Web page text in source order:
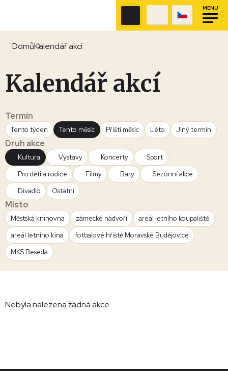
MENU
DomůKalendář akcí
Kalendář akcí
Termín
Tento týden Tento měsíc Příští měsíc Léto Jiný termín
Druh akce
Kultura Výstavy Koncerty
Sport
Pro děti a rodiče
Filmy Bary
Sezónní akce
Divadlo
Ostatní
Místo
Městská knihovna zámecké nádvoří
areál letního koupaliště
areál letního kina
fotbalové hřiště Moravské Budějovice
MKS Beseda
Nebyla nalezena žádná akce.